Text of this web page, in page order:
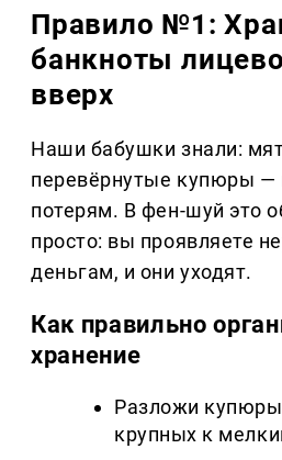
Правило №1:
банкноты
вверх
Наши бабушки знали:
перевёрнутые купюры
потерям. В фен-шуй это
просто: вы проявляете
деньгам, и они уходят.
Как правильно
хранение
Разложи
крупных к